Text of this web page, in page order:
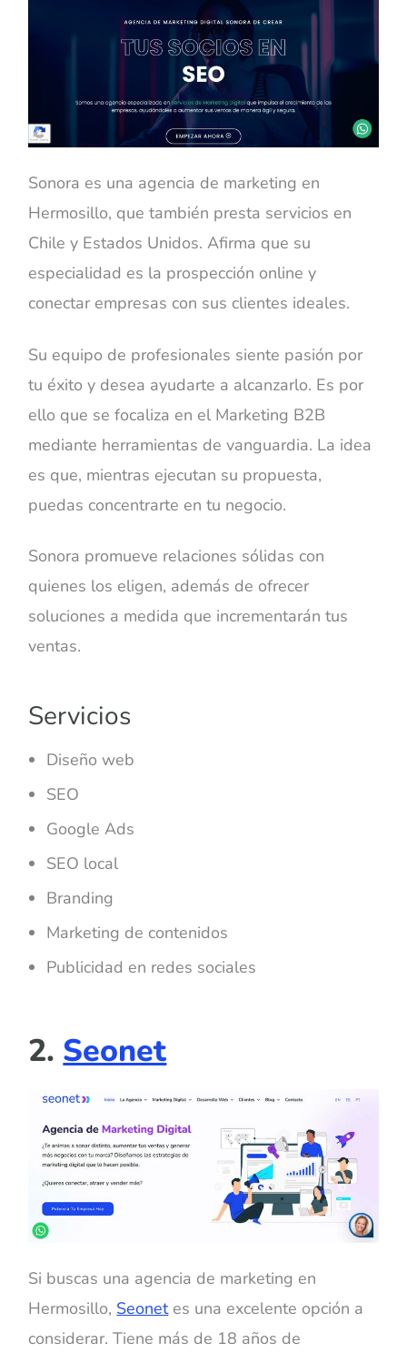
Sonora es una agencia de marketing en
Hermosillo, que también presta servicios en
Chile y Estados Unidos. Afirma que su
especialidad es la prospección online y
conectar empresas con sus clientes ideales.
Su equipo de profesionales siente pasión por
tu éxito y desea ayudarte a alcanzarlo. Es por
ello que se focaliza en el Marketing B2B
mediante herramientas de vanguardia. La idea
es que, mientras ejecutan su propuesta,
puedas concentrarte en tu negocio.
Sonora promueve relaciones sólidas con
quienes los eligen, además de ofrecer
soluciones a medida que incrementarán tus
ventas.
Servicios
Diseño web
SEO
Google Ads
SEO local
Branding
Marketing de contenidos
Publicidad en redes sociales
2. Seonet
Si buscas una agencia de marketing en
Hermosillo, Seonetes una excelente opción a
considerar. Tiene más de 18 años de